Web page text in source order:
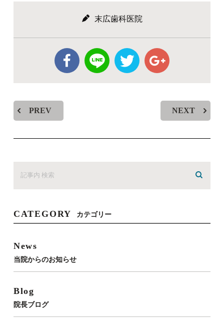
末広歯科医院
PREV NEXT
CATEGORY カテゴリー
News
当院からのお知らせ
Blog
院長ブログ